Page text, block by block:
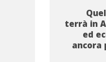
terrà in
ed